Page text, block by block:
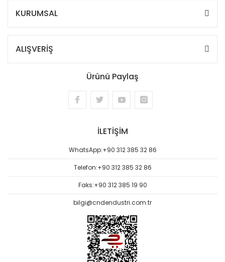
KURUMSAL
ALIŞVERİŞ
Ürünü Paylaş
İLETİŞİM
WhatsApp:+90 312 385 32 86
Telefon:+90 312 385 32 86
Faks:+90 312 385 19 90
bilgi@cndendustri.com.tr